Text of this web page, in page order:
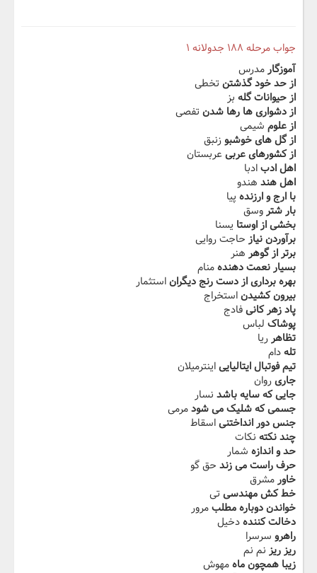
جواب مرحله ۱۸۸ جدولانه ۱
آموزگارمدرس
از حد خود گذشتن تخطی
از حیوانات گله بز
از دشواری ها رها شدن تفصی
از علوم شیمی
از گل های خوشبوزنبق
از کشورهای عربی عربستان
اهل ادبادبا
اهل هند هندو
با ارج و ارزنده پیا
بار شتروسق
بخشی از اوستا یسنا
برآوردن نیاز حاجت روایی
برتر از گوهر هنر
بسیار نعمت دهندهمنام
بهره برداری از دست رنج دیگراناستثمار
بیرون کشیدناستخراج
پاد زهر کانیفادج
پوشاک لباس
تظاهرریا
تلهدام
تیم فوتبال ایتالیاییاینترمیلان
جاریروان
جایی که سایه باشد نسار
جسمی که شلیک می شودمرمی
جنس دور انداختنیاسقاط
چند نکته نکات
حد و اندازه شمار
حرف راست می زند حق گو
خاورمشرق
خط کش مهندسی تی
خواندن دوباره مطلبمرور
دخالت کنندهدخیل
راهرو سرسرا
ریز ریز نم نم
زیبا همچون ماهمهوش